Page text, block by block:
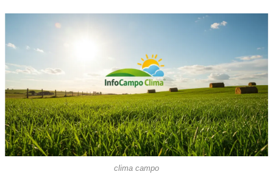
clima campo